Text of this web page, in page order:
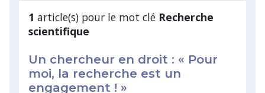
1 article(s) pour le mot clé Recherche
scientifique
Un chercheur en droit : « Pour
moi, la recherche est un
engagement ! »